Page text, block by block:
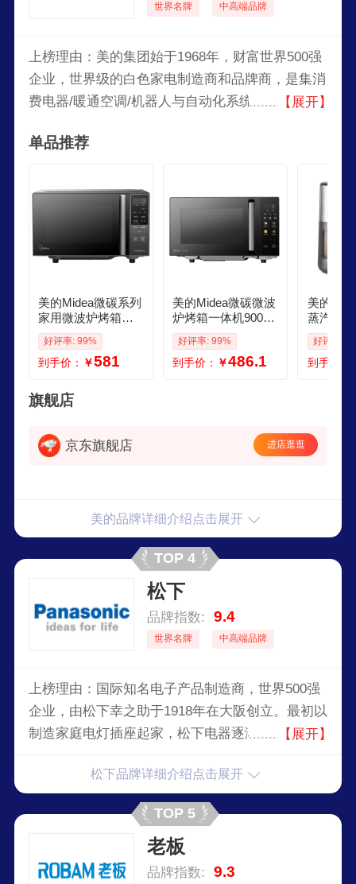
世界名牌 中高端品牌
上榜理由：美的集团始于1968年，财富世界500强
企业，世界级的白色家电制造商和品牌商，是集消
费电器/暖通空调/机器人与自动化系统/智能供应链
类与服务。
【展开】
单品推荐
美的Midea微碳系列
家用微波炉烤箱一
体机 杀菌智能家用
800W速热20L大容
量 6代变频 PC20M
好评率: 99%
到手价： ￥581
美的Midea微碳微波
炉烤箱一体机900w
微波1000w烧烤平
板光波速热23L容量
变频臻彩荧幕 C32
好评率: 99%
到手价： ￥486.1
美的
蒸汽炎
6新款 0
家用大
视窗口
好评率:
到手价：
旗舰店
京东旗舰店 进店逛逛
美的品牌详细介绍点击展开
TOP 4
松下
品牌指数: 9.4
世界名牌 中高端品牌
上榜理由：国际知名电子产品制造商，世界500强
企业，由松下幸之助于1918年在大阪创立。最初以
制造家庭电灯插座起家，松下电器逐渐发展成为一
【展开】
松下品牌详细介绍点击展开
TOP 5
老板
品牌指数: 9.3